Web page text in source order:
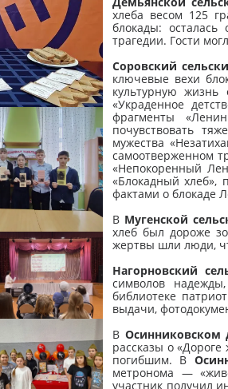
хлеба весом 125
блокады:
трагедии. Гости
Соровский
ключевые вехи
культурную жизнь
«Украденное
фрагменты
почувствовать
мужества
самоотверженном
«Непокоренный
«Блокадный хлеб»,
фактами о блокаде
В Мугенской
хлеб был дороже
жертвы шли люди,
Нагорновский
символов
библиотеке
выдачи,
В Осинниковском
рассказы о
погибшим. В
метронома —
участник получил